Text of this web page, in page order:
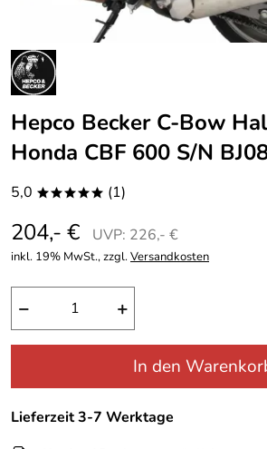
Hepco Becker C-Bow
Honda CBF 600 S/N
5,0 ***** (1)
204,- € UVP: 226,- €
inkl. 19% MwSt., zzgl.Versandkosten
− +
In den
Lieferzeit 3-7 Werktage